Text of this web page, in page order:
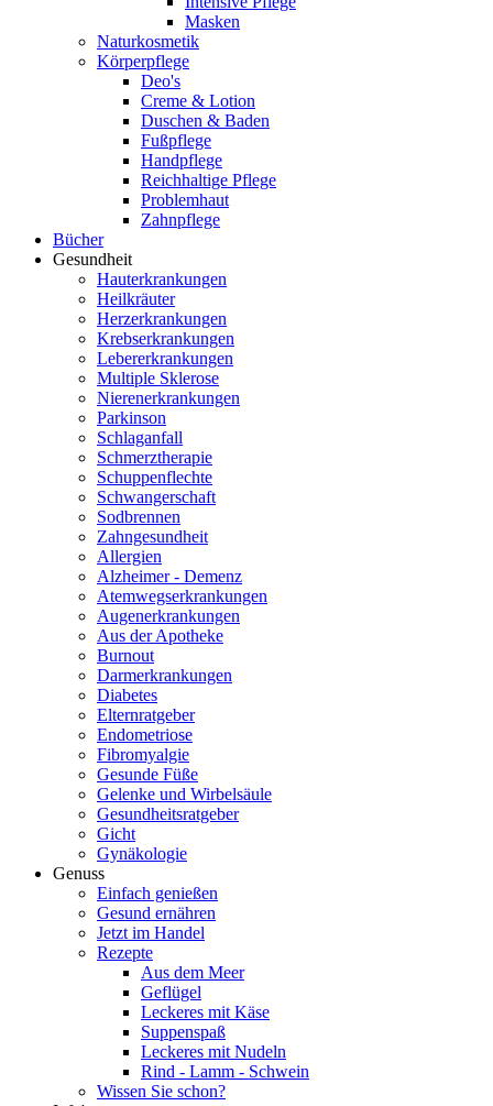
Masken
Naturkosmetik
Körperpflege
Deo's
Creme & Lotion
Duschen & Baden
Fußpflege
Handpflege
Reichhaltige Pflege
Problemhaut
Zahnpflege
Bücher
Gesundheit
Hauterkrankungen
Heilkräuter
Herzerkrankungen
Krebserkrankungen
Lebererkrankungen
Multiple Sklerose
Nierenerkrankungen
Parkinson
Schlaganfall
Schmerztherapie
Schuppenflechte
Schwangerschaft
Sodbrennen
Zahngesundheit
Allergien
Alzheimer - Demenz
Atemwegserkrankungen
Augenerkrankungen
Aus der Apotheke
Burnout
Darmerkrankungen
Diabetes
Elternratgeber
Endometriose
Fibromyalgie
Gesunde Füße
Gelenke und Wirbelsäule
Gesundheitsratgeber
Gicht
Gynäkologie
Genuss
Einfach genießen
Gesund ernähren
Jetzt im Handel
Rezepte
Aus dem Meer
Geflügel
Leckeres mit Käse
Suppenspaß
Leckeres mit Nudeln
Rind - Lamm - Schwein
Wissen Sie schon?